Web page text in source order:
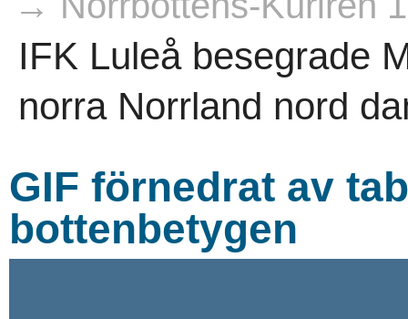
IFK Luleå besegrade
norra Norrland nord
GIF förnedrat av
bottenbetygen